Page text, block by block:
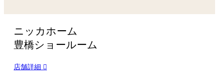
ニッカホーム
豊橋ショールーム
店舗詳細